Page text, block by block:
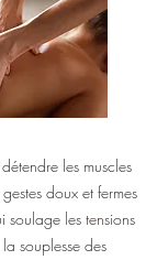
les muscles
doux et fermes
les tensions
souplesse des